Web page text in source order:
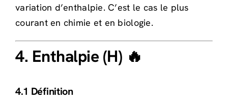
variation d’enthalpie. C’est le cas le plus
courant en chimie et en biologie.
4. Enthalpie (H) 🔥
4.1 Définition